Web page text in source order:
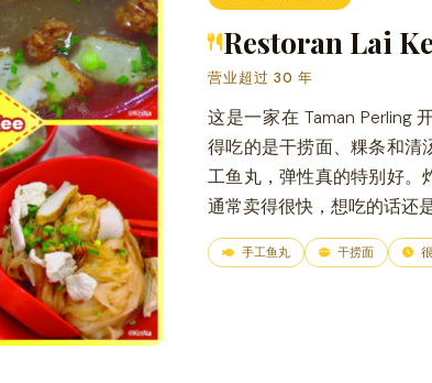
Restoran Lai
营业超过 30 年
这是一家在 Taman Perling
得吃的是干捞面、粿条和清
工鱼丸，弹性真的特别好。
通常卖得很快，想吃的话还
手工鱼丸 干捞面